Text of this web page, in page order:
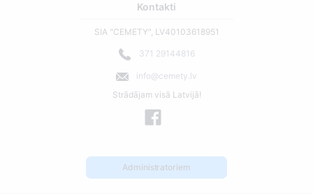
Kontakti
SIA "CEMETY", LV40103618951
371 29144816
info@cemety.lv
Strādājam visā Latvijā!
Administratoriem